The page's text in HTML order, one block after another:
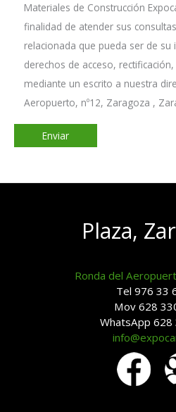
Materiales de Construcción
finalidad de atender sus
relacionada que pueda ser de su
derechos de acceso,
mediante un escrito a nuestra
Aeropuerto, nº12, Zaragoza ,
Plaza,
Ronda del
Tel 976 33
Mov 628
WhatsApp 628